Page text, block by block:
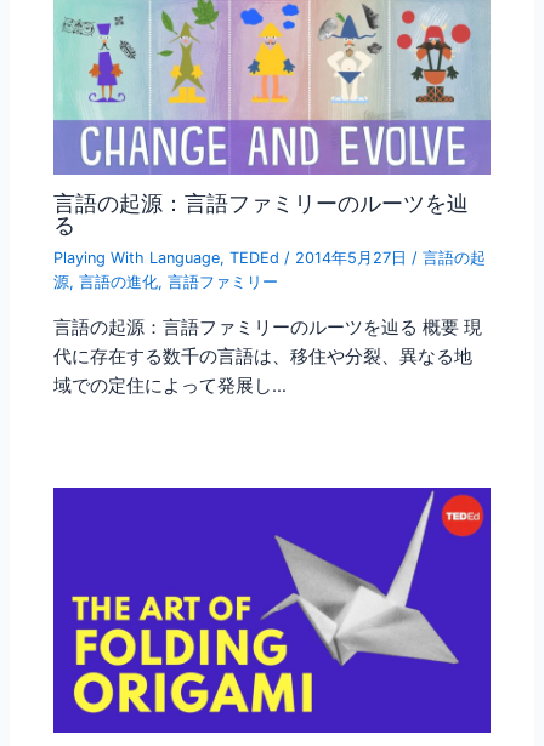
言語の起源：言語ファミリーのルーツを辿
る
Playing With Language,TEDEd / 2014年5月27日/言語の起
源,言語の進化,言語ファミリー
言語の起源：言語ファミリーのルーツを辿る 概要 現
代に存在する数千の言語は、移住や分裂、異なる地
域での定住によって発展し…